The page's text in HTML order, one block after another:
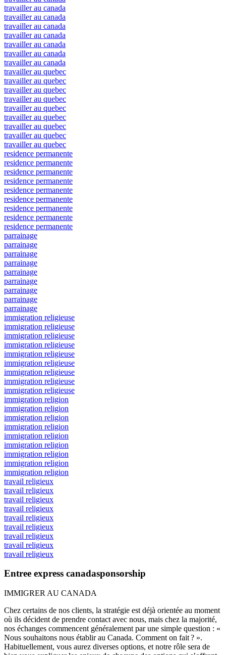
travailler au canada
travailler au canada
travailler au canada
travailler au canada
travailler au canada
travailler au canada
travailler au canada
travailler au quebec
travailler au quebec
travailler au quebec
travailler au quebec
travailler au quebec
travailler au quebec
travailler au quebec
travailler au quebec
travailler au quebec
residence permanente
residence permanente
residence permanente
residence permanente
residence permanente
residence permanente
residence permanente
residence permanente
residence permanente
parrainage
parrainage
parrainage
parrainage
parrainage
parrainage
parrainage
parrainage
parrainage
immigration religieuse
immigration religieuse
immigration religieuse
immigration religieuse
immigration religieuse
immigration religieuse
immigration religieuse
immigration religieuse
immigration religieuse
immigration religion
immigration religion
immigration religion
immigration religion
immigration religion
immigration religion
immigration religion
immigration religion
immigration religion
travail religieux
travail religieux
travail religieux
travail religieux
travail religieux
travail religieux
travail religieux
travail religieux
travail religieux
Entree express canadasponsorship
IMMIGRER AU CANADA
Chez certains de nos clients, la stratégie est déjà orientée au moment
où ils décident de prendre contact avec nous, mais chez la majorité,
nos échanges commencent généralement par une simple question : «
Nous souhaitons nous établir au Canada. Comment on fait ? ».
Habituellement, vous aurez diverses options, et notre rôle sera de